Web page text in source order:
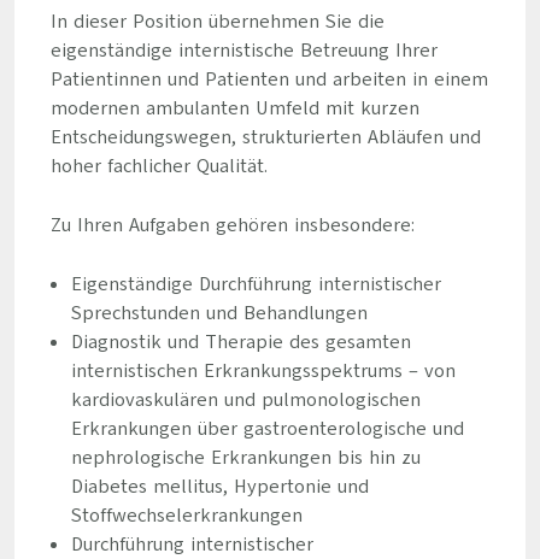
In dieser Position übernehmen Sie die
eigenständige internistische Betreuung Ihrer
Patientinnen und Patienten und arbeiten in einem
modernen ambulanten Umfeld mit kurzen
Entscheidungswegen, strukturierten Abläufen und
hoher fachlicher Qualität.
Zu Ihren Aufgaben gehören insbesondere:
Eigenständige Durchführung internistischer
Sprechstunden und Behandlungen
Diagnostik und Therapie des gesamten
internistischen Erkrankungsspektrums – von
kardiovaskulären und pulmonologischen
Erkrankungen über gastroenterologische und
nephrologische Erkrankungen bis hin zu
Diabetes mellitus, Hypertonie und
Stoffwechselerkrankungen
Durchführung internistischer